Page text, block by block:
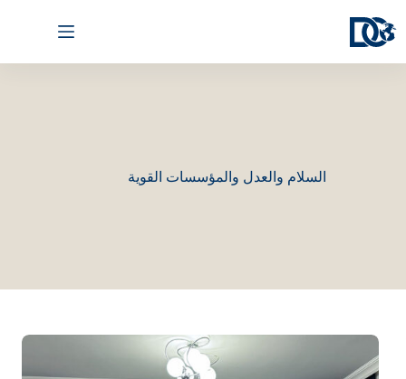
السلام والعدل والمؤسسات القوية